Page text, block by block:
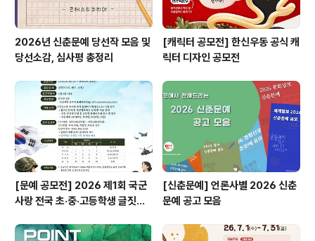
2026년 신춘문예 당선작 모음 및
당선소감, 심사평 총정리
[캐릭터 공모전] 한신우동 공식 캐
릭터 디자인 공모전
[문예 공모전] 2026 제1회 국군
사랑 전국 초·중·고등학생 글짓기
[신춘문예] 언론사별 2026 신춘
문예 공고 모음